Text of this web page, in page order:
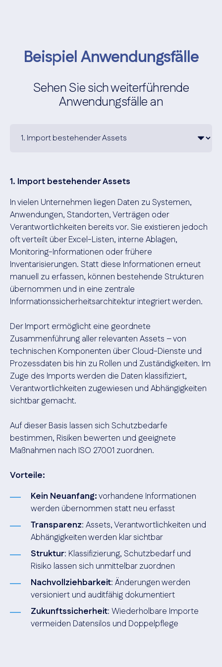
Beispiel Anwendungsfälle
Sehen Sie sich weiterführende
Anwendungsfälle an
1. Import bestehender Assets
In vielen Unternehmen liegen Daten zu Systemen,
Anwendungen, Standorten, Verträgen oder
Verantwortlichkeiten bereits vor. Sie existieren jedoch
oft verteilt über Excel-Listen, interne Ablagen,
Monitoring-Informationen oder frühere
Inventarisierungen. Statt diese Informationen erneut
manuell zu erfassen, können bestehende Strukturen
übernommen und in eine zentrale
Informationssicherheitsarchitektur integriert werden.
Der Import ermöglicht eine geordnete
Zusammenführung aller relevanten Assets – von
technischen Komponenten über Cloud-Dienste und
Prozessdaten bis hin zu Rollen und Zuständigkeiten. Im
Zuge des Imports werden die Daten klassifiziert,
Verantwortlichkeiten zugewiesen und Abhängigkeiten
sichtbar gemacht.
Auf dieser Basis lassen sich Schutzbedarfe
bestimmen, Risiken bewerten und geeignete
Maßnahmen nach ISO 27001 zuordnen.
Vorteile:
Kein Neuanfang:vorhandene Informationen
werden übernommen statt neu erfasst
Transparenz: Assets, Verantwortlichkeiten und
Abhängigkeiten werden klar sichtbar
Struktur: Klassifizierung, Schutzbedarf und
Risiko lassen sich unmittelbar zuordnen
Nachvollziehbarkeit: Änderungen werden
versioniert und auditfähig dokumentiert
Zukunftssicherheit: Wiederholbare Importe
vermeiden Datensilos und Doppelpflege